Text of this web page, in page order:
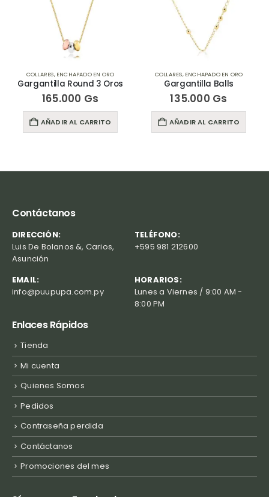
COLLARES, ENCHAPADO EN ORO
Gargantilla Round 3 Oros
165.000 Gs
AÑADIR AL CARRITO
COLLARES, ENCHAPADO EN ORO
Gargantilla Balls
135.000 Gs
AÑADIR AL CARRITO
Contáctanos
DIRECCIÓN:
Luis De Bolanos &, Carios,
Asunción
TELÉFONO:
+595 981 212600
EMAIL:
info@puupupa.com.py
HORARIOS:
Lunes a Viernes / 9:00 AM -
8:00 PM
Enlaces Rápidos
Tienda
Mi cuenta
Quienes Somos
Pedidos
Contraseña perdida
Contáctanos
Promociones del mes